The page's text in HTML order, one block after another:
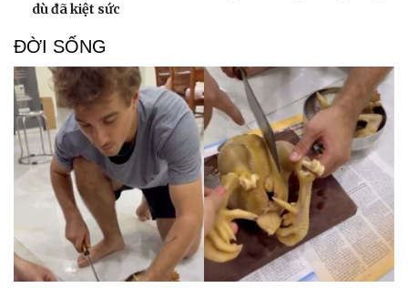
dù đã kiệt sức
ĐỜI SỐNG